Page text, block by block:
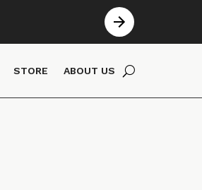
STORE ABOUT US